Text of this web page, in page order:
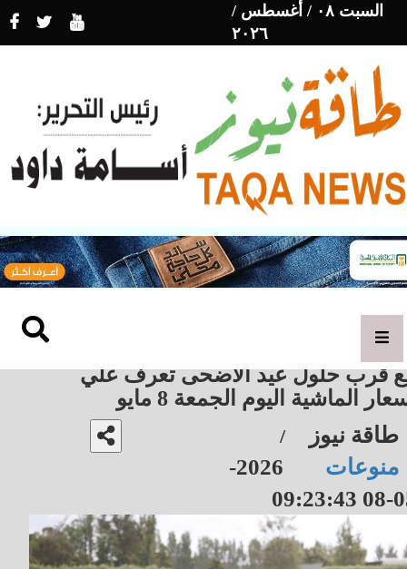
السبت ٠٨ / أغسطس /
٢٠٢٦
قرب حلول عيد الأضحى تعرف علي
الماشية اليوم الجمعة 8 مايو
طاقة نيوز /
منوعات
2026-
05-08